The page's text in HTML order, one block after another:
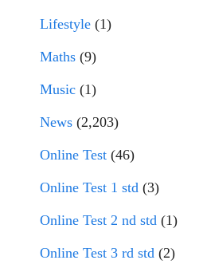
Lifestyle (1)
Maths (9)
Music (1)
News (2,203)
Online Test (46)
Online Test 1 std (3)
Online Test 2 nd std (1)
Online Test 3 rd std (2)